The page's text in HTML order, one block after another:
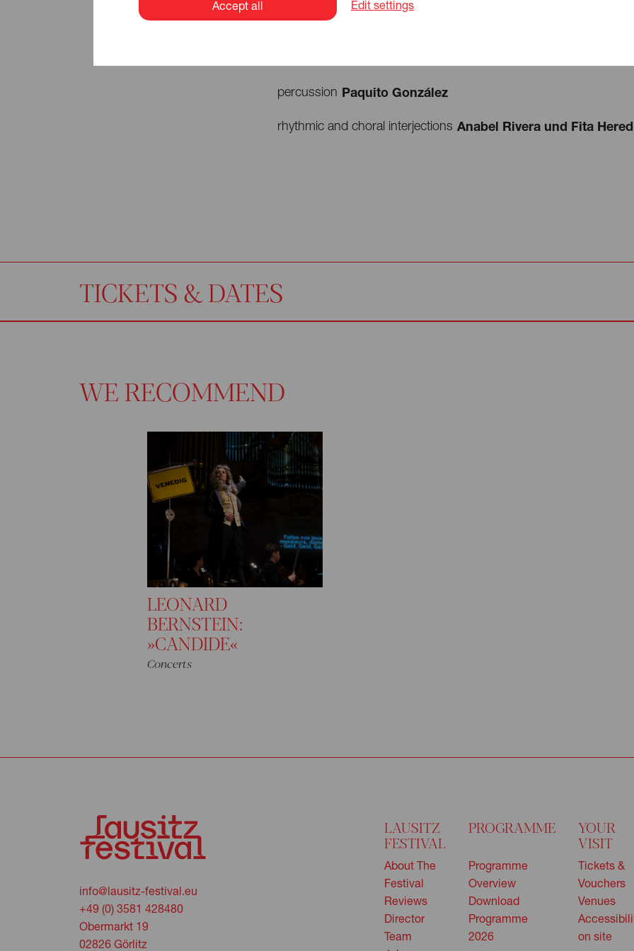
vocals Marina Heredia
percussion Paquito González
rhythmic and choral interjections Anabel Rivera und Fita
TICKETS & DATES
WE RECOMMEND
LEONARD
BERNSTEIN:
»CANDIDE«
Concerts
info@lausitz-festival.eu
+49 (0) 3581 428480
Obermarkt 19
02826 Görlitz
LAUSITZ
FESTIVAL
About The
Festival
Reviews
Director
Team
PROGRAMME
Programme
Overview
Download
Programme
2026
YOUR
VISIT
Tickets &
Vouchers
Venues
on site
Accept all Edit settings